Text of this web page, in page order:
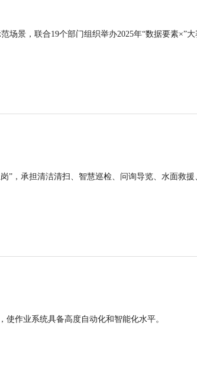
场景，联合19个部门组织举办2025年“数据要素×”大
”，承担清洁清扫、智慧巡检、问询导览、水面救援
作业系统具备高度自动化和智能化水平。